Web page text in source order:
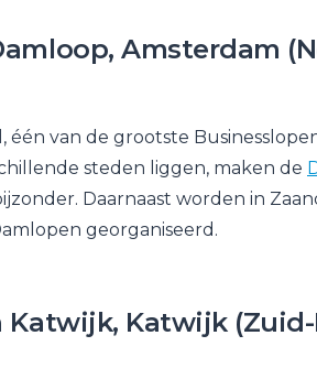
Amsterdam
één van de grootste
steden liggen, maken de
Daarnaast worden in
georganiseerd.
Katwijk, Katwijk